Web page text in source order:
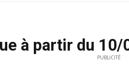
à partir du
PUBLICITÉ